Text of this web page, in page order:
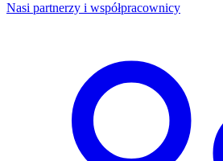
Nasi partnerzy i współpracownicy